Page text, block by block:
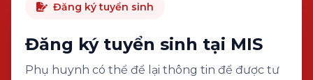
Đăng ký tuyển sinh
Đăng ký tuyển sinh tại MIS
Phụ huynh có thể để lại thông tin để được tư